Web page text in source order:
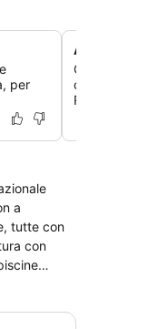
per
Accesso
Goditi
dall'hotel,
Rosso.
a
tutte con
con